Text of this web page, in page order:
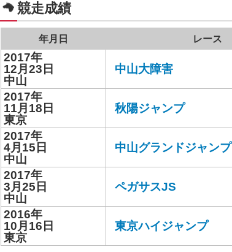
競走成績
年月日 レース
2017年
12月23日
中山
中山大障害
2017年
11月18日
東京
秋陽ジャンプ
2017年
4月15日
中山
中山グランドジャンプ
2017年
3月25日
中山
ペガサスJS
2016年
10月16日
東京
東京ハイジャンプ